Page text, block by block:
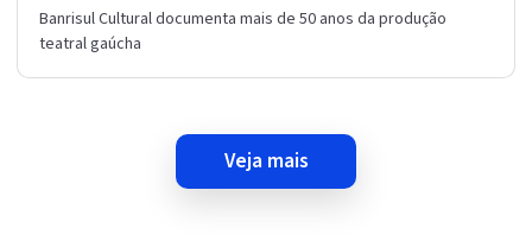
Banrisul Cultural documenta mais de 50 anos da produção
teatral gaúcha
veja mais